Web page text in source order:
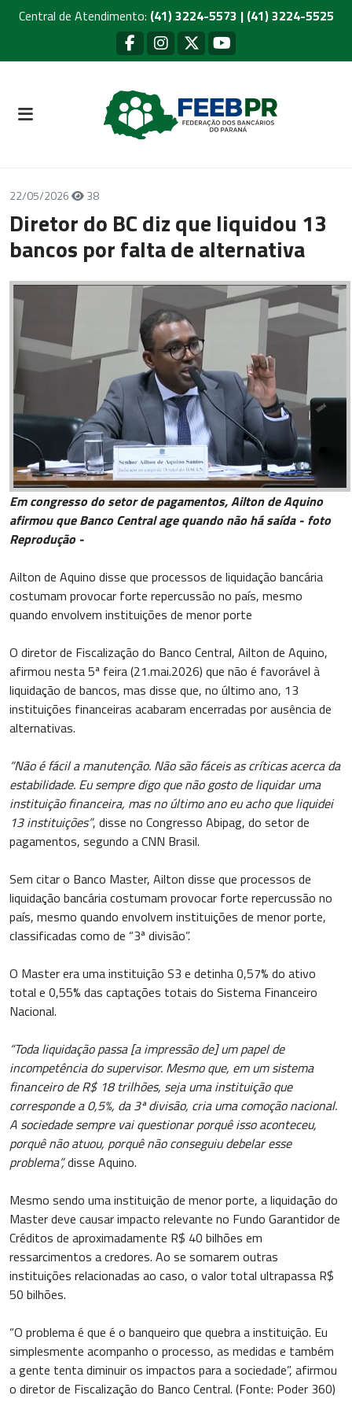
Central de Atendimento: (41) 3224-5573 | (41) 3224-5525
22/05/2026 38
Diretor do BC diz que liquidou 13
bancos por falta de alternativa
Em congresso do setor de pagamentos, Ailton de Aquino
afirmou que Banco Central age quando não há saída - foto
Reprodução -
Ailton de Aquino disse que processos de liquidação bancária
costumam provocar forte repercussão no país, mesmo
quando envolvem instituições de menor porte
O diretor de Fiscalização do Banco Central, Ailton de Aquino,
afirmou nesta 5ª feira (21.mai.2026) que não é favorável à
liquidação de bancos, mas disse que, no último ano, 13
instituições financeiras acabaram encerradas por ausência de
alternativas.
“Não é fácil a manutenção. Não são fáceis as críticas acerca da
estabilidade. Eu sempre digo que não gosto de liquidar uma
instituição financeira, mas no último ano eu acho que liquidei
13 instituições”, disse no Congresso Abipag, do setor de
pagamentos, segundo a CNN Brasil.
Sem citar o Banco Master, Ailton disse que processos de
liquidação bancária costumam provocar forte repercussão no
país, mesmo quando envolvem instituições de menor porte,
classificadas como de “3ª divisão”.
O Master era uma instituição S3 e detinha 0,57% do ativo
total e 0,55% das captações totais do Sistema Financeiro
Nacional.
“Toda liquidação passa [a impressão de] um papel de
incompetência do supervisor. Mesmo que, em um sistema
financeiro de R$ 18 trilhões, seja uma instituição que
corresponde a 0,5%, da 3ª divisão, cria uma comoção nacional.
A sociedade sempre vai questionar porquê isso aconteceu,
porquê não atuou, porquê não conseguiu debelar esse
problema”,disse Aquino.
Mesmo sendo uma instituição de menor porte, a liquidação do
Master deve causar impacto relevante no Fundo Garantidor de
Créditos de aproximadamente R$ 40 bilhões em
ressarcimentos a credores. Ao se somarem outras
instituições relacionadas ao caso, o valor total ultrapassa R$
50 bilhões.
“O problema é que é o banqueiro que quebra a instituição. Eu
simplesmente acompanho o processo, as medidas e também
a gente tenta diminuir os impactos para a sociedade”, afirmou
o diretor de Fiscalização do Banco Central. (Fonte: Poder 360)